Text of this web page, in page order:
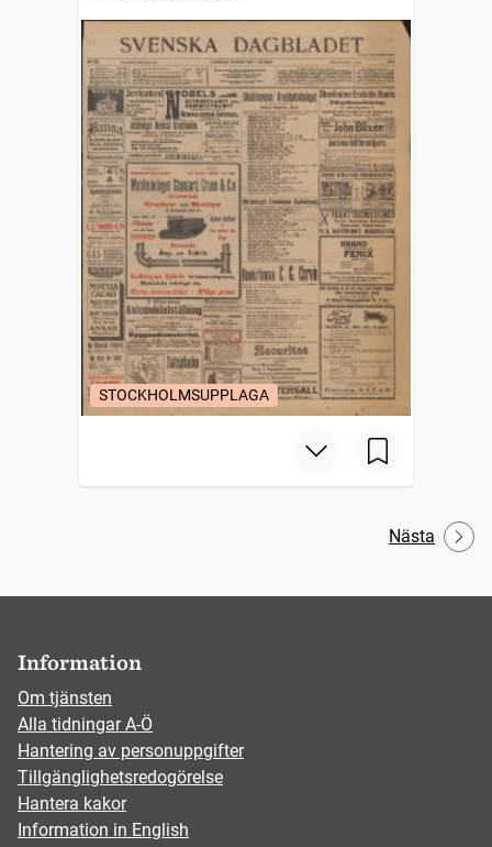
STOCKHOLMSUPPLAGA
Nästa
Information
Om tjänsten
Alla tidningar A-Ö
Hantering av personuppgifter
Tillgänglighetsredogörelse
Hantera kakor
Information in English